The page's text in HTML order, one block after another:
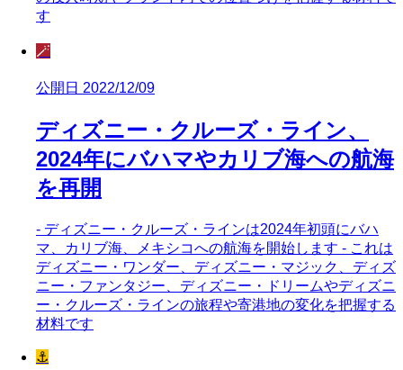
す
🪄
公開日 2022/12/09
ディズニー・クルーズ・ライン、
2024年にバハマやカリブ海への航海
を再開
- ディズニー・クルーズ・ラインは2024年初頭にバハ
マ、カリブ海、メキシコへの航海を開始します - これは
ディズニー・ワンダー、ディズニー・マジック、ディズ
ニー・ファンタジー、ディズニー・ドリームやディズニ
ー・クルーズ・ラインの旅程や寄港地の変化を把握する
材料です
⚓